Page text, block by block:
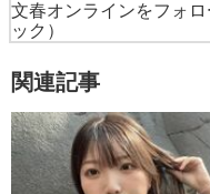
文春オンラインをフォロ
ック）
関連記事